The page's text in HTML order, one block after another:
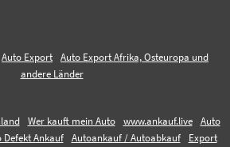
Auto Export
Auto Export Afrika, Osteuropa und
andere Länder
Wer kauft mein Auto www.ankauf.live
Auto
Defekt Ankauf Autoankauf / Autoabkauf
Export